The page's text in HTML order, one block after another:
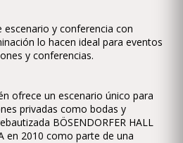
escenario y conferencia con
lo hacen ideal para eventos
y conferencias.
ofrece un escenario único para
privadas como bodas y
BÖSENDORFER HALL
en 2010 como parte de una